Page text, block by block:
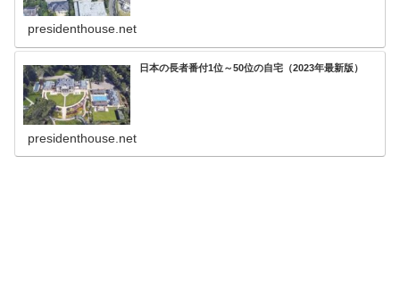
presidenthouse.net
日本の長者番付1位～50位の自宅（2023年最新版）
presidenthouse.net